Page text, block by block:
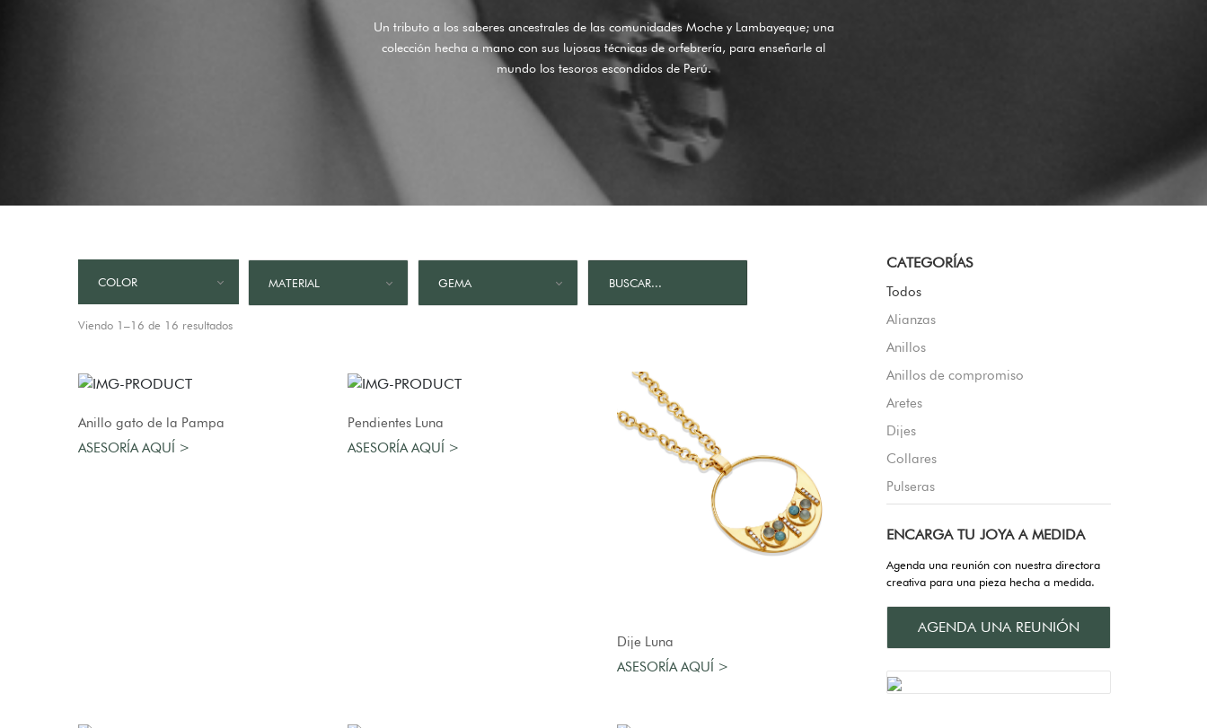
Un tributo a los saberes ancestrales de las comunidades Moche y Lambayeque; una
colección hecha a mano con sus lujosas técnicas de orfebrería, para enseñarle al
mundo los tesoros escondidos de Perú.
COLOR MATERIAL GEMA
Viendo 1–16 de 16 resultados
AGREGAR AL CARRO
Anillo gato de la Pampa
ASESORÍA AQUÍ >
AGREGAR AL CARRO
Pendientes Luna
ASESORÍA AQUÍ >
Dije Luna
ASESORÍA AQUÍ >
CATEGORÍAS
Todos
Alianzas
Anillos
Anillos de compromiso
Aretes
Dijes
Collares
Pulseras
ENCARGA TU JOYA A MEDIDA
Agenda una reunión con nuestra directora
creativa para una pieza hecha a medida.
AGENDA UNA REUNIÓN